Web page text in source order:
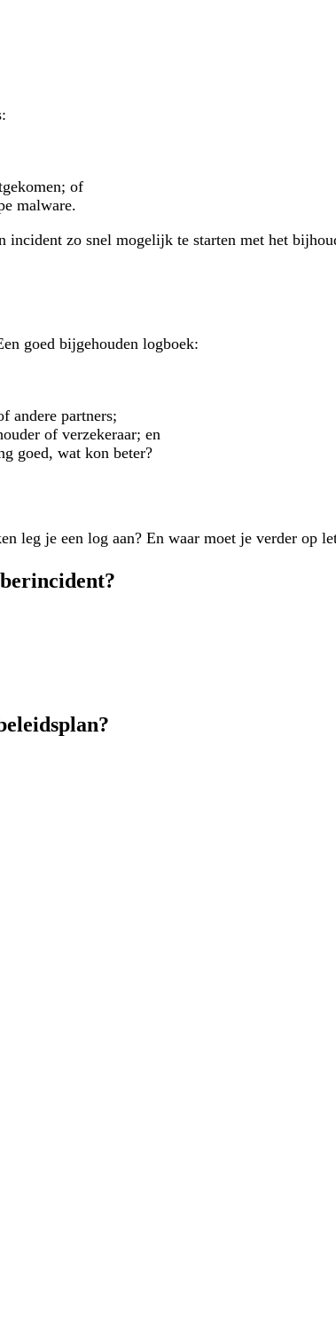
of
malware.
incident zo snel mogelijk te starten met het
goed bijgehouden logboek:
andere partners;
of verzekeraar; en
goed, wat kon beter?
leg je een log aan? En waar moet je verder op